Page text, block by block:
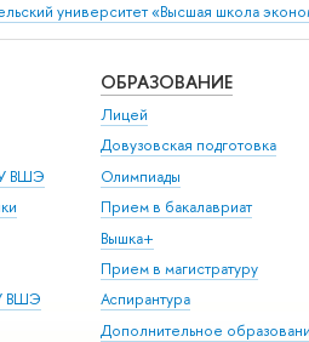
университет «Высшая школа
ВШЭ
ВШЭ
ОБРАЗОВАНИЕ
Лицей
Довузовская подготовка
Олимпиады
Прием в бакалавриат
Вышка+
Прием в магистратуру
Аспирантура
Дополнительное